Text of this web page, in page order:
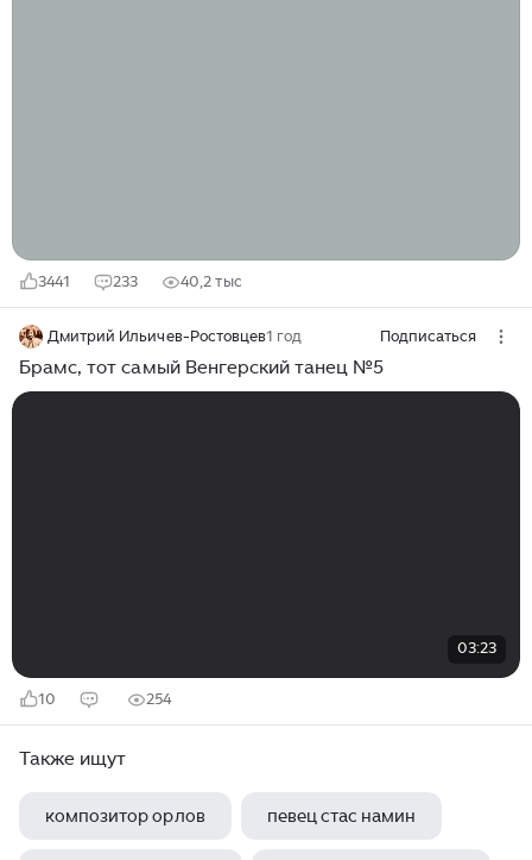
3441 233 40,2 тыс
Дмитрий Ильичев-Ростовцев1 год Подписаться
Брамс, тот самый Венгерский танец №5
03:23
10 254
Также ищут
композитор орлов певец стас намин